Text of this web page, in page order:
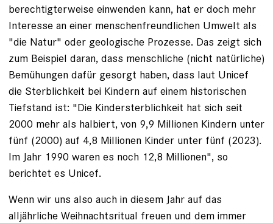
berechtigterweise einwenden kann, hat er doch mehr
Interesse an einer menschenfreundlichen Umwelt als
"die Natur" oder geologische Prozesse. Das zeigt sich
zum Beispiel daran, dass menschliche (nicht natürliche)
Bemühungen dafür gesorgt haben, dass laut Unicef
die Sterblichkeit bei Kindern auf einem historischen
Tiefstand ist: "Die Kindersterblichkeit hat sich seit
2000 mehr als halbiert, von 9,9 Millionen Kindern unter
fünf (2000) auf 4,8 Millionen Kinder unter fünf (2023).
Im Jahr 1990 waren es noch 12,8 Millionen", so
berichtet es Unicef.
Wenn wir uns also auch in diesem Jahr auf das
alljährliche Weihnachtsritual freuen und dem immer